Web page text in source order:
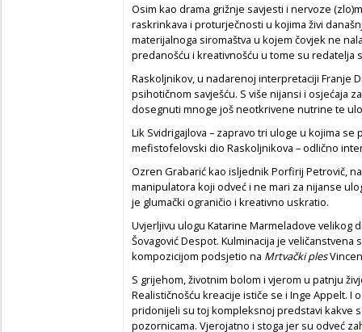
Osim kao drama grižnje savjesti i nervoze
raskrinkava i proturječnosti u kojima živi
materijalnoga siromaštva u kojem čovjek ne
predanošću i kreativnošću u tome su redatelja
Raskoljnikov, u nadarenoj interpretaciji Franje
psihotičnom savješću. S više nijansi i osjećaja
dosegnuti mnoge još neotkrivene nutrine te
Lik Svidrigajlova – zapravo tri uloge u kojima
mefistofelovski dio Raskoljnikova – odlično
Ozren Grabarić kao isljednik Porfirij Petrovič,
manipulatora koji odveć i ne mari za nijanse
je glumački ograničio i kreativno uskratio.
Uvjerljivu ulogu Katarine Marmeladove velikog
Šovagović Despot. Kulminacija je
kompozicijom podsjetio na Mrtvački ples
S grijehom, životnim bolom i vjerom u patnju
Realističnošću kreacije ističe se i Inge Appelt. I
pridonijeli su toj kompleksnoj predstavi kakve
pozornicama. Vjerojatno i stoga jer su odveć